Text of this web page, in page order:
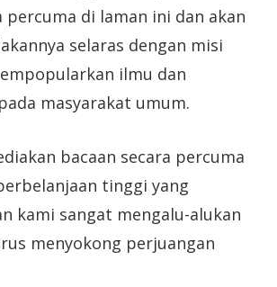
percuma di laman ini dan akan
selaras dengan misi
ilmu dan
masyarakat umum.
bacaan secara percuma
tinggi yang
kami sangat mengalu-alukan
menyokong perjuangan